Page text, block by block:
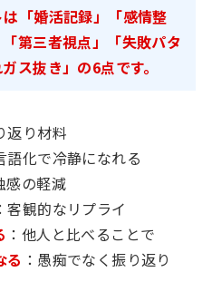
は「婚活記録」「感情整
第三者視点」「失敗パタ
ス抜き」の6点です。
返り材料
語化で冷静になれる
感の軽減
客観的なリプライ
：他人と比べることで
る ：愚痴でなく振り返り